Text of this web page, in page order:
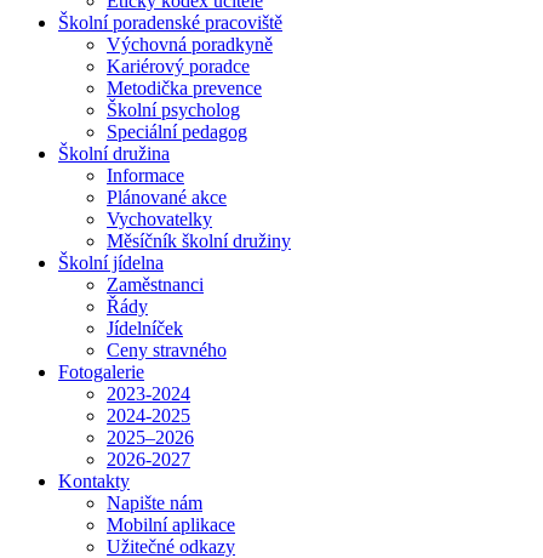
Školní poradenské pracoviště
Výchovná poradkyně
Kariérový poradce
Metodička prevence
Školní psycholog
Speciální pedagog
Školní družina
Informace
Plánované akce
Vychovatelky
Měsíčník školní družiny
Školní jídelna
Zaměstnanci
Řády
Jídelníček
Ceny stravného
Fotogalerie
2023-2024
2024-2025
2025–2026
2026-2027
Kontakty
Napište nám
Mobilní aplikace
Užitečné odkazy